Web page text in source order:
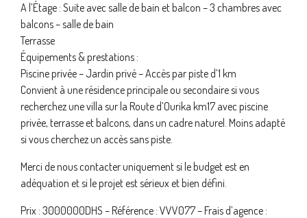
A l’Étage : Suite avec salle de bain et balcon – 3 chambres avec
balcons – salle de bain
Terrasse
Équipements & prestations :
Piscine privée – Jardin privé – Accès par piste d’1 km
Convient à une résidence principale ou secondaire si vous
recherchez une villa sur la Route d’Ourika km17 avec piscine
privée, terrasse et balcons, dans un cadre naturel. Moins adapté
si vous cherchez un accès sans piste.
Merci de nous contacter uniquement si le budget est en
adéquation et si le projet est sérieux et bien défini.
Prix : 3000000DHS – Référence : VVV077 – Frais d’agence :